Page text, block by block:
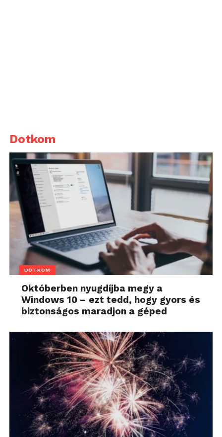
Dotkom
DOTKOM
Októberben nyugdíjba megy a
Windows 10 – ezt tedd, hogy gyors és
biztonságos maradjon a géped